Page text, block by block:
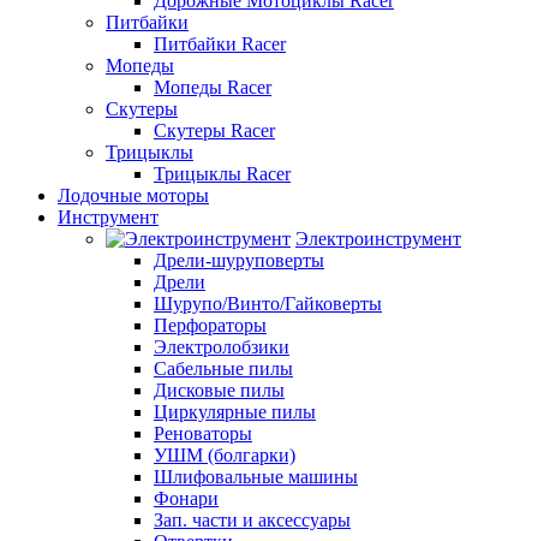
Питбайки
Питбайки Racer
Мопеды
Мопеды Racer
Скутеры
Скутеры Racer
Трицыклы
Трицыклы Racer
Лодочные моторы
Инструмент
Электроинструмент
Дрели-шуруповерты
Дрели
Шурупо/Винто/Гайковерты
Перфораторы
Электролобзики
Сабельные пилы
Дисковые пилы
Циркулярные пилы
Реноваторы
УШМ (болгарки)
Шлифовальные машины
Фонари
Зап. части и аксессуары